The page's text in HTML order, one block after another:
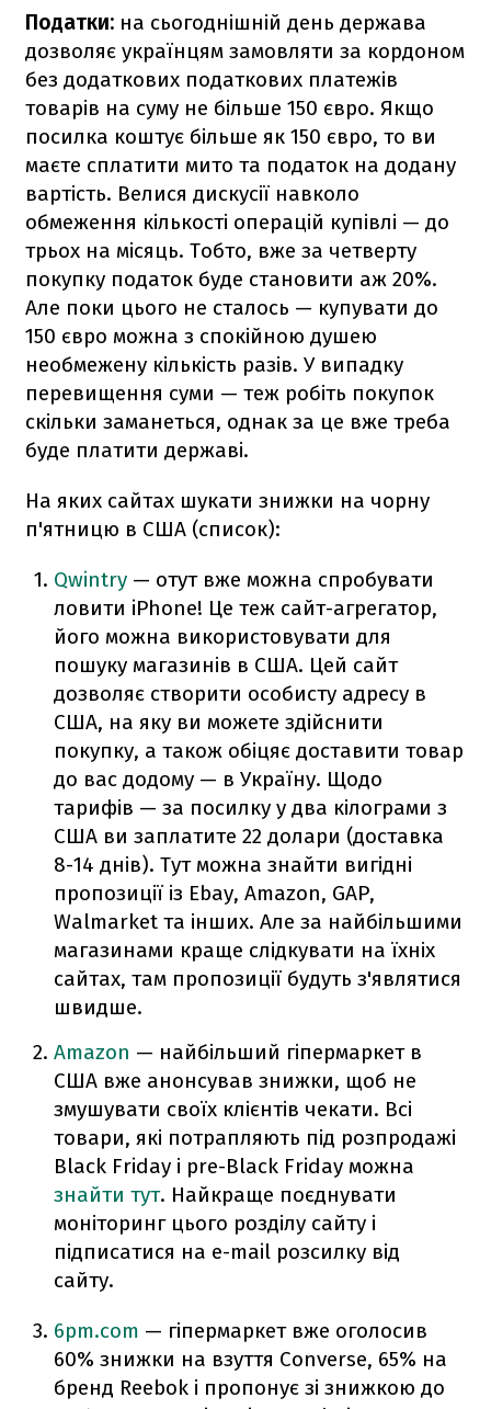
Податки: на сьогоднішній день держава
дозволяє українцям замовляти за кордоном
без додаткових податкових платежів
товарів на суму не більше 150 євро. Якщо
посилка коштує більше як 150 євро, то ви
маєте сплатити мито та податок на додану
вартість. Велися дискусії навколо
обмеження кількості операцій купівлі — до
трьох на місяць. Тобто, вже за четверту
покупку податок буде становити аж 20%.
Але поки цього не сталось — купувати до
150 євро можна з спокійною душею
необмежену кількість разів. У випадку
перевищення суми — теж робіть покупок
скільки заманеться, однак за це вже треба
буде платити державі.
На яких сайтах шукати знижки на чорну
п'ятницю в США (список):
Qwintry — отут вже можна спробувати
ловити iPhone! Це теж сайт-агрегатор,
його можна використовувати для
пошуку магазинів в США. Цей сайт
дозволяє створити особисту адресу в
США, на яку ви можете здійснити
покупку, а також обіцяє доставити товар
до вас додому — в Україну. Щодо
тарифів — за посилку у два кілограми з
США ви заплатите 22 долари (доставка
8-14 днів). Тут можна знайти вигідні
пропозиції із Ebay, Amazon, GAP,
Walmarket та інших. Але за найбільшими
магазинами краще слідкувати на їхніх
сайтах, там пропозиції будуть з'являтися
швидше.
Amazon — найбільший гіпермаркет в
США вже анонсував знижки, щоб не
змушувати своїх клієнтів чекати. Всі
товари, які потрапляють під розпродажі
Black Friday і pre-Black Friday можна
знайти тут. Найкраще поєднувати
моніторинг цього розділу сайту і
підписатися на e-mail розсилку від
сайту.
6pm.com — гіпермаркет вже оголосив
60% знижки на взуття Converse, 65% на
бренд Reebok і пропонує зі знижкою до